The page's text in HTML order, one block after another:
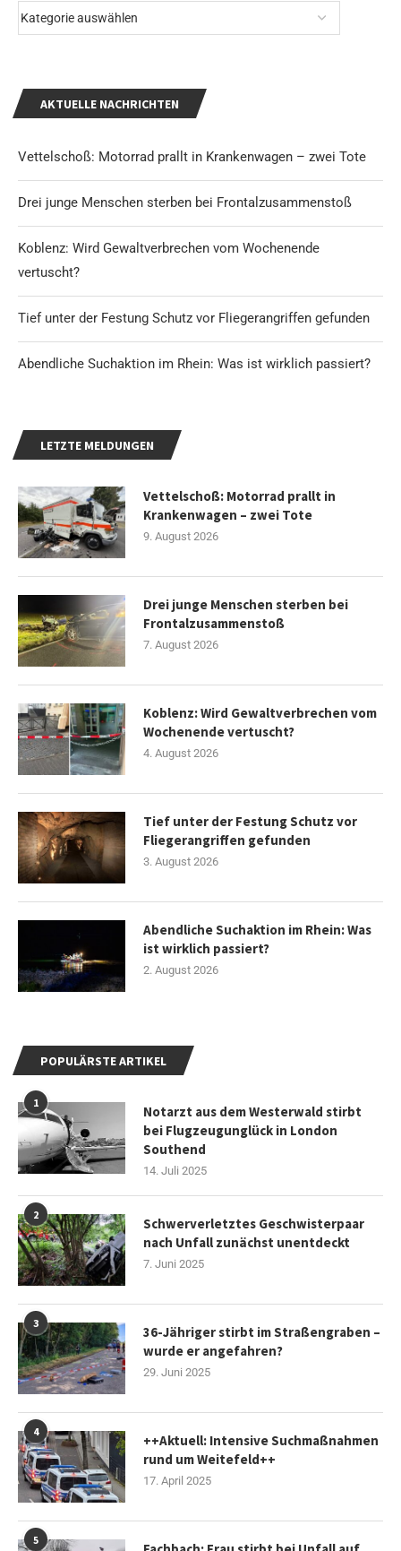
AKTUELLE NACHRICHTEN
Vettelschoß: Motorrad prallt in Krankenwagen – zwei Tote
Drei junge Menschen sterben bei Frontalzusammenstoß
Koblenz: Wird Gewaltverbrechen vom Wochenende
vertuscht?
Tief unter der Festung Schutz vor Fliegerangriffen gefunden
Abendliche Suchaktion im Rhein: Was ist wirklich passiert?
LETZTE MELDUNGEN
Vettelschoß: Motorrad prallt in
Krankenwagen – zwei Tote
9. August 2026
Drei junge Menschen sterben bei
Frontalzusammenstoß
7. August 2026
Koblenz: Wird Gewaltverbrechen vom
Wochenende vertuscht?
4. August 2026
Tief unter der Festung Schutz vor
Fliegerangriffen gefunden
3. August 2026
Abendliche Suchaktion im Rhein: Was
ist wirklich passiert?
2. August 2026
POPULÄRSTE ARTIKEL
1
Notarzt aus dem Westerwald stirbt
bei Flugzeugunglück in London
Southend
14. Juli 2025
2
Schwerverletztes Geschwisterpaar
nach Unfall zunächst unentdeckt
7. Juni 2025
3
36-Jähriger stirbt im Straßengraben –
wurde er angefahren?
29. Juni 2025
4
++Aktuell: Intensive Suchmaßnahmen
rund um Weitefeld++
17. April 2025
5